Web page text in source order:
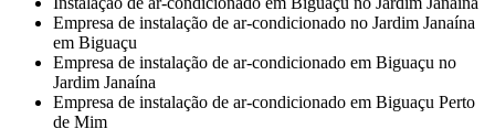
Empresa de instalação de ar-condicionado no Jardim Janaína
em Biguaçu
Empresa de instalação de ar-condicionado em Biguaçu no
Jardim Janaína
Empresa de instalação de ar-condicionado em Biguaçu Perto
de Mim